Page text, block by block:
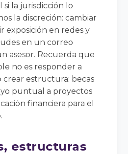
la jurisdicción lo
la discreción: cambiar
exposición en redes y
en un correo
asesor. Recuerda que
no es responder a
crear estructura: becas
puntual a proyectos
financiera para el
estructuras